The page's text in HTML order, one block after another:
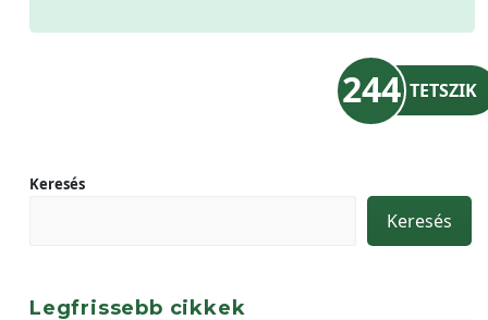
244 TETSZIK
Keresés
Keresés
Legfrissebb cikkek